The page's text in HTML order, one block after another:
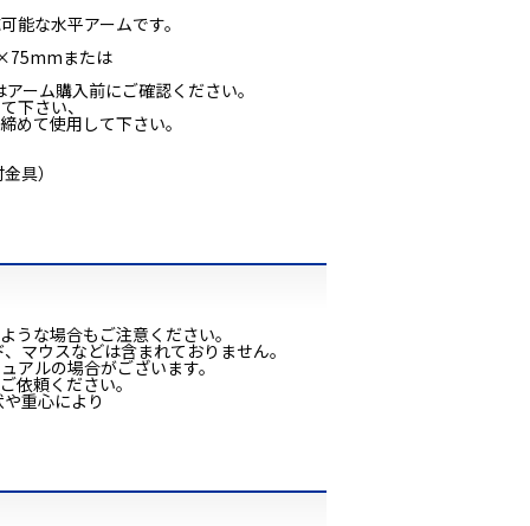
な水平アームです。
または
ーム購入前にご確認ください。
下さい、
めて使用して下さい。
具）
な場合もご注意ください。
マウスなどは含まれておりません。
アルの場合がございます。
依頼ください。
重心により